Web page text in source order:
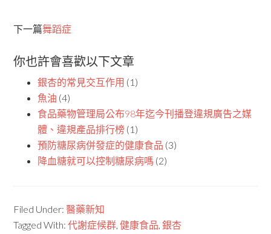
下一篇舞蹈症
你也許會喜歡以下文章
銀杏的常見交互作用 (1)
魚油 (4)
食品藥物管理局公布98年迄今刊播登違規廣告之媒
體、違規產品排行榜 (1)
預防糖尿病併發症的健康食品 (3)
降血糖就可以控制糖尿病嗎 (2)
Filed Under:醫藥新知
Tagged With:代謝症候群,健康食品,銀杏